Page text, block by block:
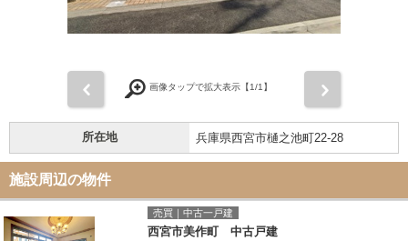
画像タップで拡大表示【1/1】
所在地 兵庫県西宮市樋之池町22-28
施設周辺の物件
売買｜中古一戸建
西宮市美作町 中古戸建